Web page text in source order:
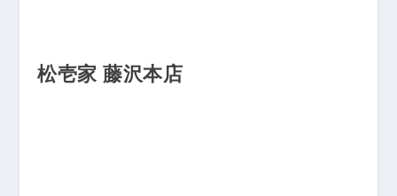
松壱家 藤沢本店